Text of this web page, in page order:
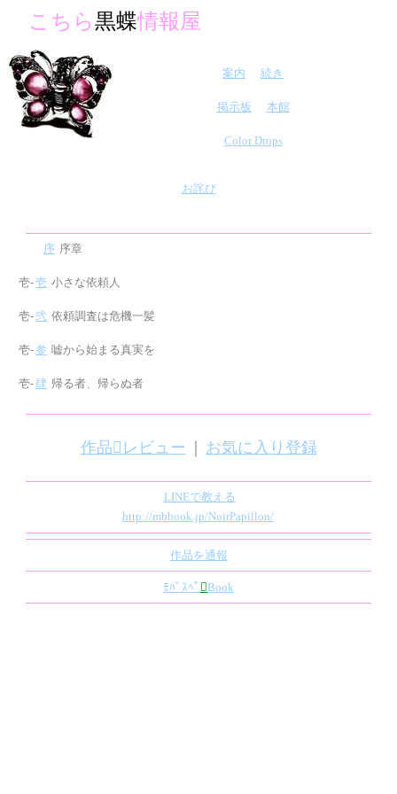
こちら黒蝶情報屋
案内 続き
掲示板 本館
Color Drops
お詫び
序 序章
壱‐壱 小さな依頼人
壱‐弐 依頼調査は危機一髪
壱‐参 嘘から始まる真実を
壱‐肆 帰る者、帰らぬ者
作品レビュー お気に入り登録
LINEで教える
http://mbbook.jp/NoirPapillon/
作品を通報
ﾓﾊﾞｽﾍﾟ Book